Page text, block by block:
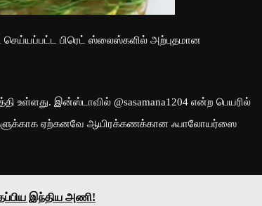
செய்யப்பட்ட பிரெட் ஸ்லைஸ்களில் அற்புதமான
இன்ஸ்டாவில் @sasamana1204 என்ற பெயரில்
ஏற்கனவே ஆயிரக்கணக்கான ஃபாலோயர்ஸை
இந்திய அணி!